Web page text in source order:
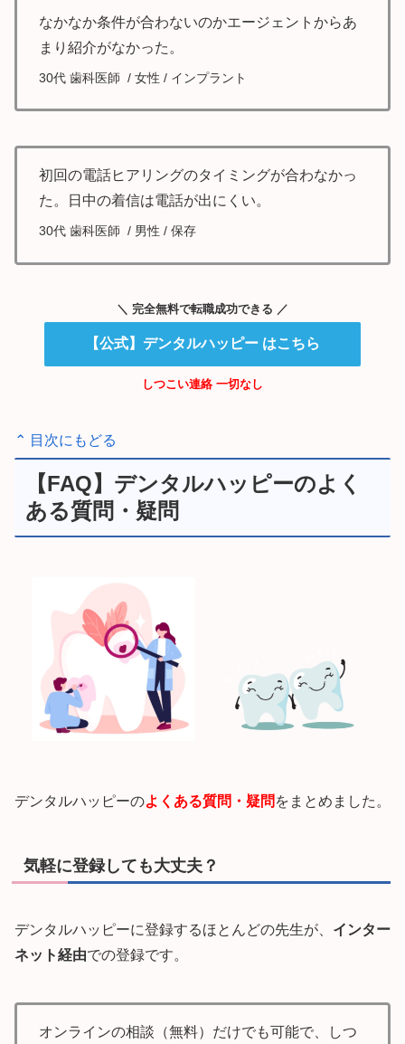
なかなか条件が合わないのかエージェントからあ
まり紹介がなかった。
30代 歯科医師 / 女性 / インプラント
初回の電話ヒアリングのタイミングが合わなかっ
た。日中の着信は電話が出にくい。
30代 歯科医師 / 男性 / 保存
＼ 完全無料で転職成功できる ／
【公式】デンタルハッピー はこちら
しつこい連絡 一切なし
⌃ 目次にもどる
【FAQ】デンタルハッピーのよく
ある質問・疑問
デンタルハッピーのよくある質問・疑問 をまとめました。
気軽に登録しても大丈夫？
デンタルハッピーに登録するほとんどの先生が、 インター
ネット経由での登録です。
オンラインの相談（無料）だけでも可能で、しつ